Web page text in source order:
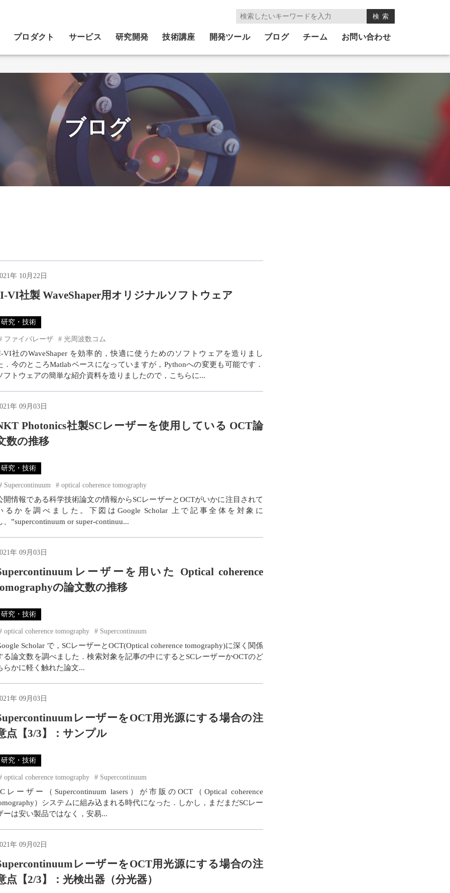
プロダクト サービス 研究開発 技術講座 開発ツール ブログ チーム お問い合わせ
ブログ
年 10月22日
VI社製 WaveShaper用オリジナルソフトウェア
研究・技術
ファイバレーザ 光周波数コム
VI社のWaveShaper を効率的，快適に使うためのソフトウェアを造りまし
．今のところMatlabベースになっていますが，Pythonへの変更も可能です．
フトウェアの簡単な紹介資料を造りましたので，こちらに...
年 09月03日
Photonics社製SCレーザーを使用している OCT論
数の推移
研究・技術
Supercontinuum optical coherence tomography
開情報である科学技術論文の情報からSCレーザーとOCTがいかに注目されて
るかを調べました。下図はGoogle Scholar 上で記事全体を対象に
、”supercontinuum or super-continuu...
年 09月03日
レーザーを用いた Optical coherence
の論文数の推移
研究・技術
optical coherence tomography Supercontinuum
Scholar で，SCレーザーとOCT(Optical coherence tomography)に深く関係
る論文数を調べました．検索対象を記事の中にするとSCレーザーかOCTのど
らかに軽く触れた論文...
年 09月03日
レーザーをOCT用光源にする場合の注
点【3/3】：サンプル
研究・技術
optical coherence tomography Supercontinuum
レーザー（Supercontinuum lasers）が市販のOCT（Optical coherence
）システムに組み込まれる時代になった．しかし，まだまだSCレー
ーは安い製品ではなく，安易...
年 09月02日
レーザーをOCT用光源にする場合の注
点【2/3】：光検出器（分光器）